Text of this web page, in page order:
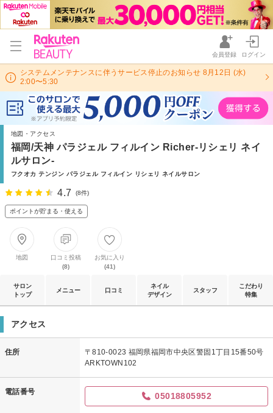
会員登録 ログイン
システムメンテナンスに伴うサービス停止のお知らせ 8月12日 (水)
2:00〜5:30
地図・アクセス
福岡/天神 パラジェル フィルイン Richer-リシェリ ネイ
ルサロン-
フクオカ テンジン パラジェル フィルイン リシェリ ネイルサロン
4.7 (8件)
ポイントが貯まる・使える
地図
口コミ投稿
(8)
お気に入り
(41)
サロン
トップ
メニュー 口コミ
ネイル
デザイン
スタッフ
こだわり
特集
アクセス
住所
〒810-0023 福岡県福岡市中央区警固1丁目15番50号
ARKTOWN102
電話番号 05018805952